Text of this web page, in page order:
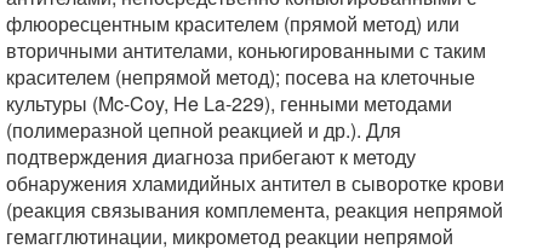
флюоресцентным красителем (прямой метод) или
вторичными антителами, коньюгированными с таким
красителем (непрямой метод); посева на клеточные
культуры (Mc-Coy, He La-229), генными методами
(полимеразной цепной реакцией и др.). Для
подтверждения диагноза прибегают к методу
обнаружения хламидийных антител в сыворотке крови
(реакция связывания комплемента, реакция непрямой
гемагглютинации, микрометод реакции непрямой